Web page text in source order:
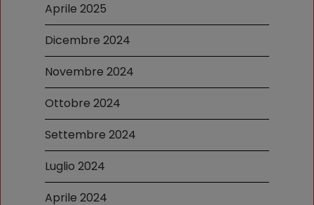
Aprile 2025
Dicembre 2024
Novembre 2024
Ottobre 2024
Settembre 2024
Luglio 2024
Aprile 2024